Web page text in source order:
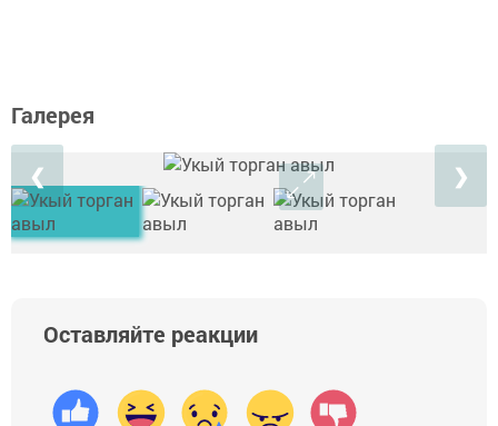
Галерея
❮ ❯
Оставляйте реакции